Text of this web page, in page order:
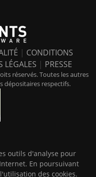
| CONDITIONS
LÉGALES | PRESSE
réservés. Toutes les autres
dépositaires respectifs.
outils d'analyse pour
En poursuivant
des cookies.